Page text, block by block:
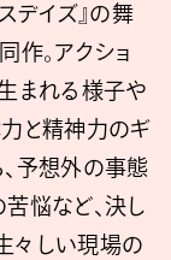
デイズ』の舞
作。アクショ
まれる様子や
と精神力のギ
予想外の事態
悩など、決し
々しい現場の